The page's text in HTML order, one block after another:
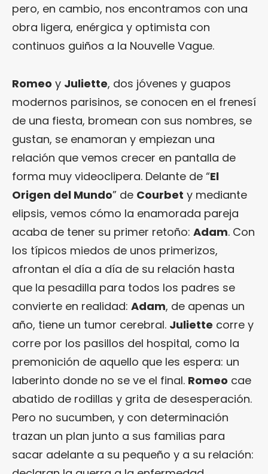
pero, en cambio, nos encontramos con una
obra ligera, enérgica y optimista con
continuos guiños a la Nouvelle Vague.
Romeo y Juliette, dos jóvenes y guapos
modernos parisinos, se conocen en el frenesí
de una fiesta, bromean con sus nombres, se
gustan, se enamoran y empiezan una
relación que vemos crecer en pantalla de
forma muy videoclipera. Delante de “El
Origen del Mundo” de Courbet y mediante
elipsis, vemos cómo la enamorada pareja
acaba de tener su primer retoño: Adam. Con
los típicos miedos de unos primerizos,
afrontan el día a día de su relación hasta
que la pesadilla para todos los padres se
convierte en realidad: Adam, de apenas un
año, tiene un tumor cerebral. Juliette corre y
corre por los pasillos del hospital, como la
premonición de aquello que les espera: un
laberinto donde no se ve el final. Romeo cae
abatido de rodillas y grita de desesperación.
Pero no sucumben, y con determinación
trazan un plan junto a sus familias para
sacar adelante a su pequeño y a su relación: